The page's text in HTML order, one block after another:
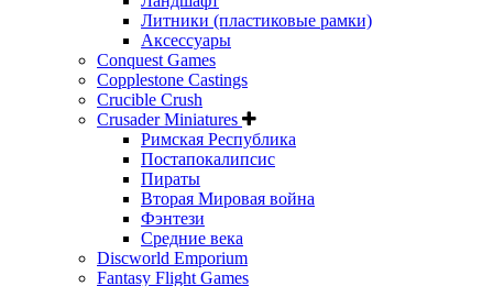
Литники (пластиковые рамки)
Аксессуары
Conquest Games
Copplestone Castings
Crucible Crush
Crusader Miniatures
Римская Республика
Постапокалипсис
Пираты
Вторая Мировая война
Фэнтези
Средние века
Discworld Emporium
Fantasy Flight Games